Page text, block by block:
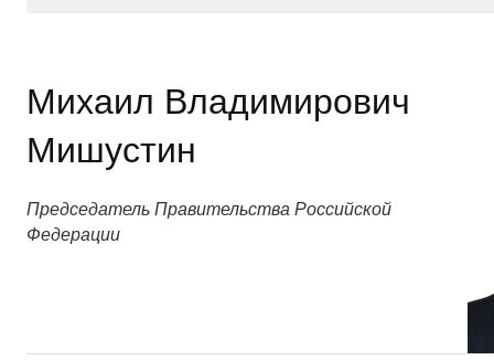
Михаил Владимирович
Мишустин
Председатель Правительства Российской
Федерации